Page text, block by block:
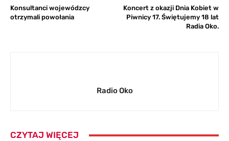
Konsultanci wojewódzcy
otrzymali powołania
Koncert z okazji Dnia Kobiet w
Piwnicy 17. Świętujemy 18 lat
Radia Oko.
Radio Oko
CZYTAJ WIĘCEJ